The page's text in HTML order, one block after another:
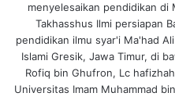
menyelesaikan pendidikan di
Takhasshus Ilmi persiapan
pendidikan ilmu syar'i Ma'had
Islami Gresik, Jawa Timur, di
Rofiq bin Ghufron, Lc
Universitas Imam Muhammad